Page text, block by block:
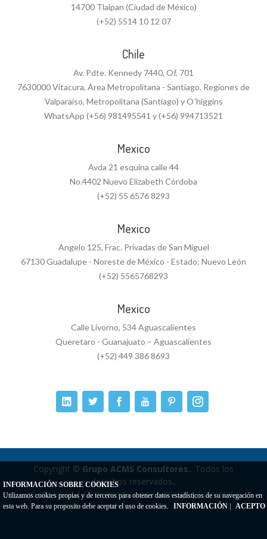
14700 Tlalpan (Ciudad de México)
(+52) 5514 10 12 07
Chile
Av. Pdte. Kennedy 7440, Of. 701
7630000 Vitacura, Área Metropolitana - Santiago. Regiones de
Valparaíso, Metropolitana (Santiago) y O´higgins
WhatsApp (+56) 981495541 y (+56) 994713521
Mexico
Avda 21 esquina calle 44
No.4402 Nuevo Elizabeth Córdoba
(+52) 55 6576 8293
Mexico
Angelo 125, Frac. Privadas de San Miguel
67130 Guadalupe - Noreste de México - Estado: Nuevo León
(+52) 5565768293
Mexico
Calle Livorno, 534 Aguascalientes
Queretaro - Guanajuato – Aguascalientes
(+52) 449 386 8693
Copyright © Grupo ACMS Consultores.. Todos los
derechos reservados..
Aviso Legal|Delaración de Accesibilidad|Política de
Privacidad
INFORMACIÓN SOBRE COOKIES
Utilizamos cookies propias y de terceros para obtener datos estadísticos de su navegación en
esta web. Para su proposito debe aceptar el uso de cookies.
INFORMACIÓN ACEPTO